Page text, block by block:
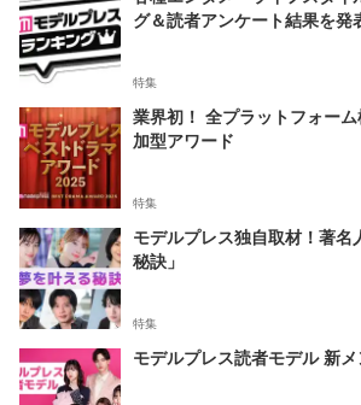
グ＆読者アンケート結果を発
特集
業界初！ 全プラットフォー
加型アワード
特集
モデルプレス独自取材！著名
秘訣」
特集
モデルプレス読者モデル 新メ